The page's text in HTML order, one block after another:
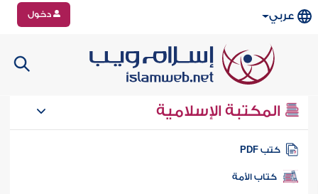
عربي دخول
المكتبة الإسلامية
كتب PDF